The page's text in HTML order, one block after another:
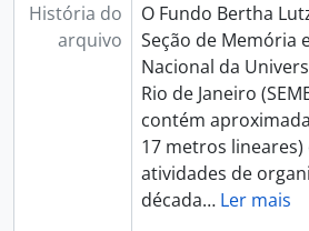
História do
arquivo
O Fundo Bertha
Seção de Memória
Nacional da
Rio de Janeiro
contém
17 metros lineares)
atividades de
década… Ler mais